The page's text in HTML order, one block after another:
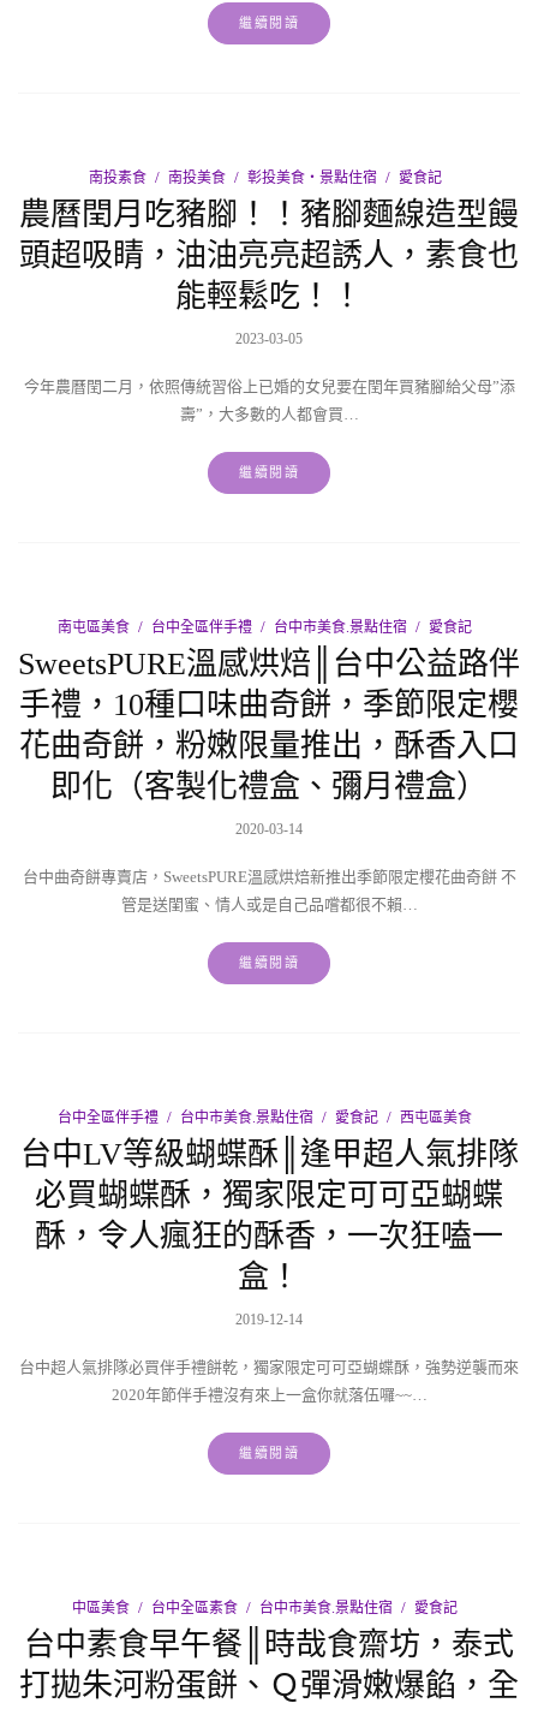
繼續閱讀
南投素食 南投美食 彰投美食‧景點住宿 愛食記
農曆閏月吃豬腳！！豬腳麵線造型饅
頭超吸睛，油油亮亮超誘人，素食也
能輕鬆吃！！
2023-03-05
今年農曆閏二月，依照傳統習俗上已婚的女兒要在閏年買豬腳給父母”添
壽”，大多數的人都會買…
繼續閱讀
南屯區美食 台中全區伴手禮 台中市美食.景點住宿 愛食記
SweetsPURE溫感烘焙║台中公益路伴
手禮，10種口味曲奇餅，季節限定櫻
花曲奇餅，粉嫩限量推出，酥香入口
即化（客製化禮盒、彌月禮盒）
2020-03-14
台中曲奇餅專賣店，SweetsPURE溫感烘焙新推出季節限定櫻花曲奇餅 不
管是送閨蜜、情人或是自己品嚐都很不賴…
繼續閱讀
台中全區伴手禮 台中市美食.景點住宿 愛食記 西屯區美食
台中LV等級蝴蝶酥║逢甲超人氣排隊
必買蝴蝶酥，獨家限定可可亞蝴蝶
酥，令人瘋狂的酥香，一次狂嗑一
盒！
2019-12-14
台中超人氣排隊必買伴手禮餅乾，獨家限定可可亞蝴蝶酥，強勢逆襲而來
2020年節伴手禮沒有來上一盒你就落伍囉~~…
繼續閱讀
中區美食 台中全區素食 台中市美食.景點住宿 愛食記
台中素食早午餐║時哉食齋坊，泰式
打拋朱河粉蛋餅、Ｑ彈滑嫩爆餡，全